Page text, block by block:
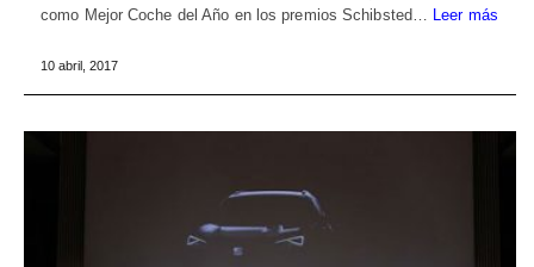
como Mejor Coche del Año en los premios Schibsted… Leer más
10 abril, 2017